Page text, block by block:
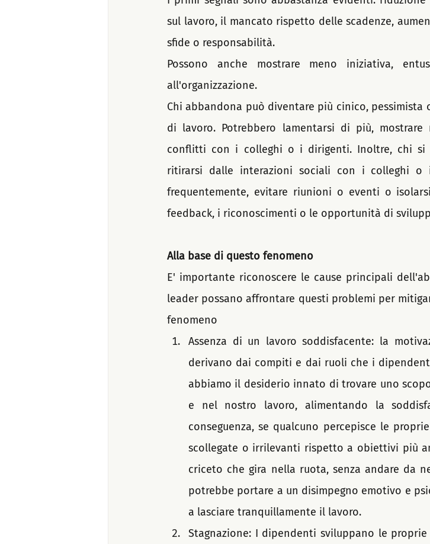
sul lavoro, il mancato rispetto delle scadenze,
sfide o responsabilità.
Possono anche mostrare meno iniziativa,
all'organizzazione.
Chi abbandona può diventare più cinico,
di lavoro. Potrebbero lamentarsi di più, mostrare
conflitti con i colleghi o i dirigenti. Inoltre, chi si
ritirarsi dalle interazioni sociali con i colleghi o i
frequentemente, evitare riunioni o eventi o
feedback, i riconoscimenti o le opportunità di
Alla base di questo fenomeno
E' importante riconoscere le cause principali
leader possano affrontare questi problemi per
fenomeno
Assenza di un lavoro soddisfacente: la
derivano dai compiti e dai ruoli che i
abbiamo il desiderio innato di trovare uno
e nel nostro lavoro, alimentando la
conseguenza, se qualcuno percepisce le
scollegate o irrilevanti rispetto a obiettivi più
criceto che gira nella ruota, senza andare da
potrebbe portare a un disimpegno emotivo e
a lasciare tranquillamente il lavoro.
Stagnazione: I dipendenti sviluppano le